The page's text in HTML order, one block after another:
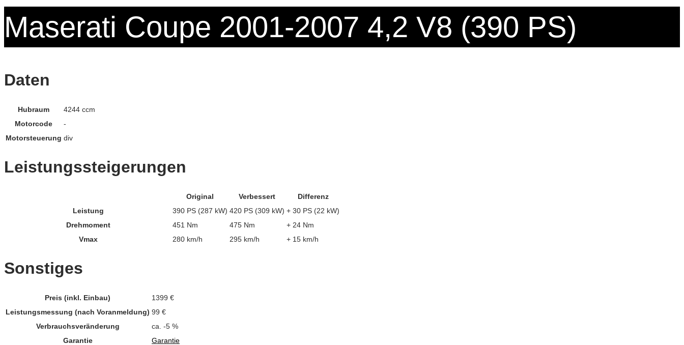
Maserati Coupe 2001-2007 4,2 V8 (390 PS)
Daten
Hubraum
4244 ccm
Motorcode
-
Motorsteuerung div
Leistungssteigerungen
Original Verbessert
Differenz
Leistung
390 PS (287 kW) 420 PS (309 kW) + 30 PS (22 kW)
Drehmoment
451 Nm 475 Nm
+ 24 Nm
Vmax
280 km/h 295 km/h + 15 km/h
Sonstiges
Preis (inkl. Einbau)
1399 €
Leistungsmessung (nach Voranmeldung) 99 €
Verbrauchsveränderung
ca. -5 %
Garantie
Garantie